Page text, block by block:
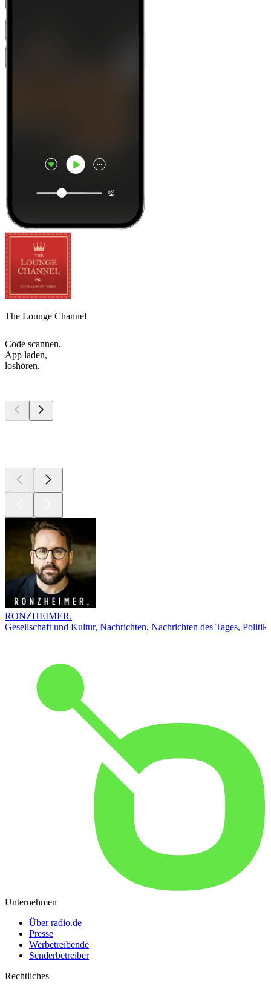
The Lounge Channel
Code scannen,
App laden,
loshören.
RONZHEIMER.
Gesellschaft und Kultur, Nachrichten, Nachrichten des Tages, Politik
Unternehmen
Über radio.de
Presse
Werbetreibende
Senderbetreiber
Rechtliches